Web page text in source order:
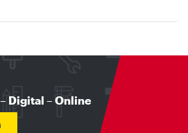
Digital – Online